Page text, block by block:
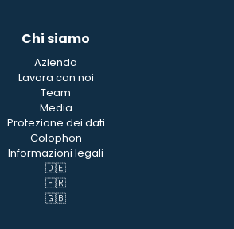
Chi siamo
Azienda
Lavora con noi
Team
Media
Protezione dei dati
Colophon
Informazioni legali
🇩🇪
🇫🇷
🇬🇧